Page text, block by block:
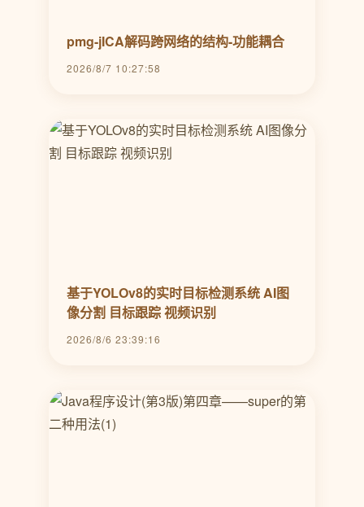
pmg-jICA解码跨网络的结构-功能耦合
2026/8/7 10:27:58
基于YOLOv8的实时目标检测系统 AI图
像分割 目标跟踪 视频识别
2026/8/6 23:39:16